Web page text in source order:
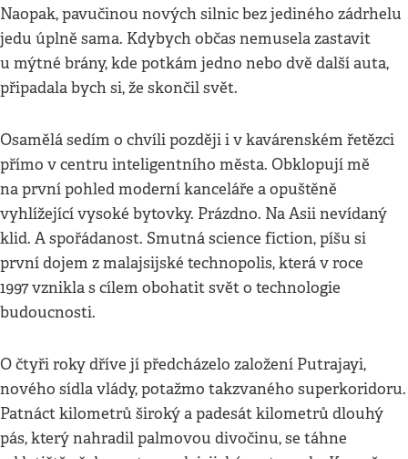
Naopak, pavučinou nových silnic bez jediného zádrhelu
jedu úplně sama. Kdybych občas nemusela zastavit
u mýtné brány, kde potkám jedno nebo dvě další auta,
připadala bych si, že skončil svět.
Osamělá sedím o chvíli později i v kavárenském řetězci
přímo v centru inteligentního města. Obklopují mě
na první pohled moderní kanceláře a opuštěně
vyhlížející vysoké bytovky. Prázdno. Na Asii nevídaný
klid. A spořádanost. Smutná science fiction, píšu si
první dojem z malajsijské technopolis, která v roce
1997 vznikla s cílem obohatit svět o technologie
budoucnosti.
O čtyři roky dříve jí předcházelo založení Putrajayi,
nového sídla vlády, potažmo takzvaného superkoridoru.
Patnáct kilometrů široký a padesát kilometrů dlouhý
pás, který nahradil palmovou divočinu, se táhne